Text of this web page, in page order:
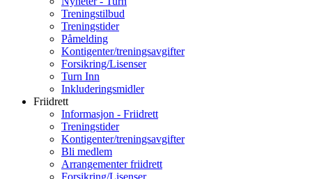
Treningstilbud
Treningstider
Påmelding
Kontigenter/treningsavgifter
Forsikring/Lisenser
Turn Inn
Inkluderingsmidler
Friidrett
Informasjon - Friidrett
Treningstider
Kontigenter/treningsavgifter
Bli medlem
Arrangementer friidrett
Forsikring/Lisenser